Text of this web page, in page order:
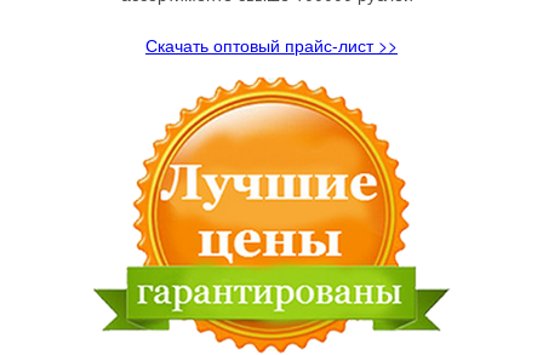
Скачать оптовый прайс-лист >>